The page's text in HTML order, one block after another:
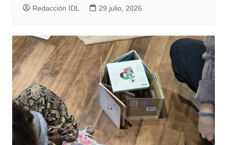
Redacción IDL 29 julio, 2026